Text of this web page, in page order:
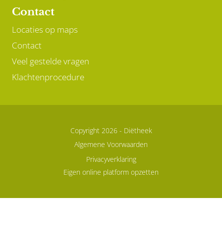
Contact
Locaties op maps
Contact
Veel gestelde vragen
Klachtenprocedure
Copyright 2026 - Diëtheek
Algemene Voorwaarden
Privacyverklaring
Eigen online platform opzetten